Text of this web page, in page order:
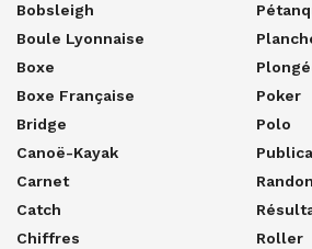
Bobsleigh
Boule Lyonnaise
Boxe
Boxe Française
Bridge
Canoë-Kayak
Carnet
Catch
Chiffres
Poker
Polo
Roller